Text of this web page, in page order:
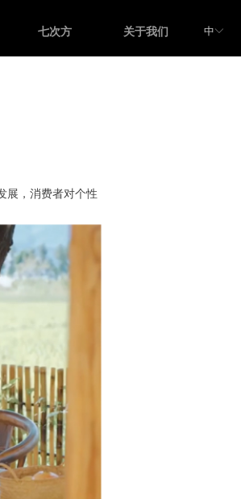
七次方 关于我们 ꀅ
中
展，消费者对个性